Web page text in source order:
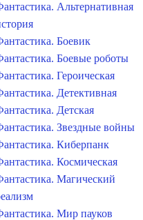
Альтернативная
Боевик
Боевые роботы
Героическая
Детективная
Детская
Звездные войны
Киберпанк
Космическая
Магический
Мир пауков